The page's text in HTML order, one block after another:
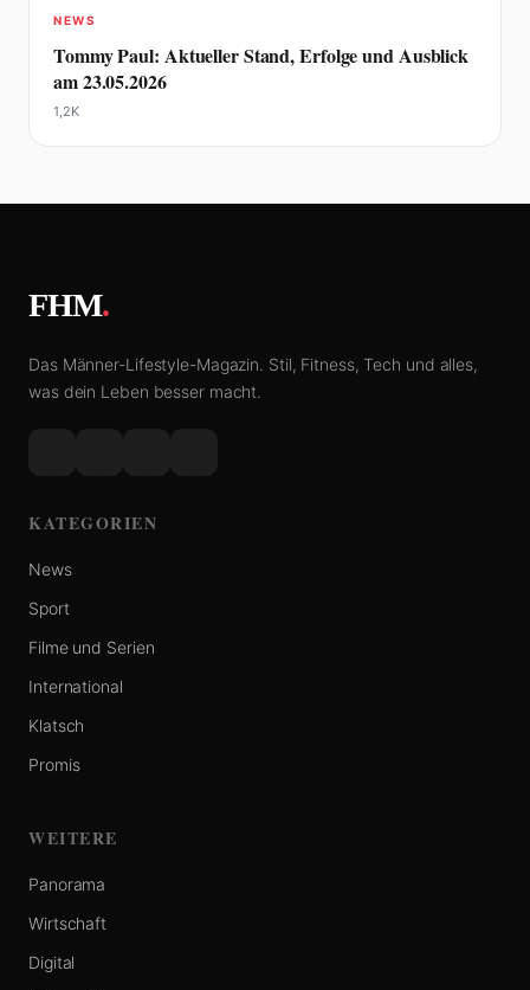
NEWS
Tommy Paul: Aktueller Stand, Erfolge und Ausblick
am 23.05.2026
1,2K
FHM.
Das Männer-Lifestyle-Magazin. Stil, Fitness, Tech und alles,
was dein Leben besser macht.
KATEGORIEN
News
Sport
Filme und Serien
International
Klatsch
Promis
WEITERE
Panorama
Wirtschaft
Digital